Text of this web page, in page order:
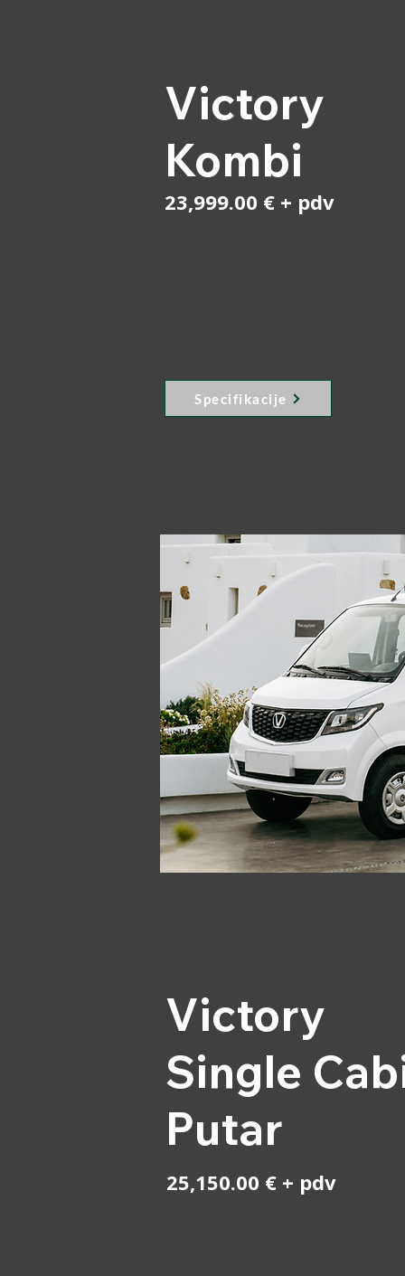
Victory
Kombi
23,999.00 € + pdv
Specifikacije
25,150.00 € + pdv
Victory
Single
Putar